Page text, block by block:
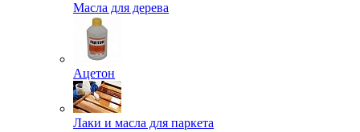
Масла для дерева
Ацетон
Лаки и масла для паркета